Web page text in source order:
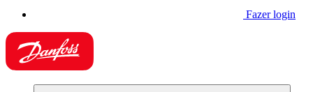
Fazer login